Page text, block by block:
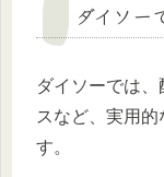
ダイソー
ダイソーでは
スなど、実用
す。